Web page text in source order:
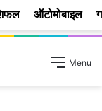
Menu
ऑटोमोबाइल